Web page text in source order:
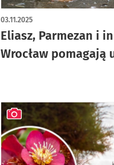
Eliasz, Parmezan i
Wrocław pomagają
03.11.2025
artykuł z galerią zdjęć